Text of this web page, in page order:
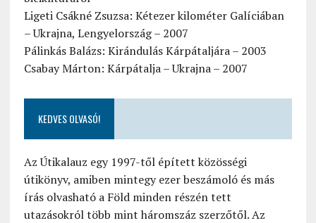
Ligeti Csákné Zsuzsa: Kétezer kilométer Galíciában
– Ukrajna, Lengyelország – 2007
Pálinkás Balázs: Kirándulás Kárpátaljára – 2003
Csabay Márton: Kárpátalja – Ukrajna – 2007
KEDVES OLVASÓ!
Az Útikalauz egy 1997-től épített közösségi
útikönyv, amiben mintegy ezer beszámoló és más
írás olvasható a Föld minden részén tett
utazásokról több mint háromszáz szerzőtől. Az